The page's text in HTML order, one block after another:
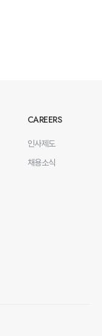
CAREERS
인사제도
채용소식